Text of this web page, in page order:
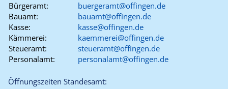
Bürgeramt:
buergeramt@offingen.de
Bauamt:
bauamt@offingen.de
Kasse:
kasse@offingen.de
Kämmerei:
kaemmerei@offingen.de
Steueramt:
steueramt@offingen.de
Personalamt:
personalamt@offingen.de
Öffnungszeiten Standesamt: